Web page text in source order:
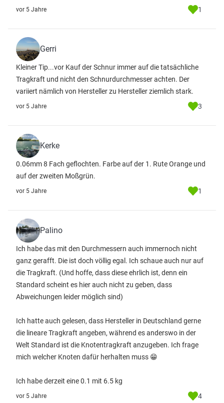
vor 5 Jahre 1
Gerri
Kleiner Tip...vor Kauf der Schnur immer auf die tatsächliche
Tragkraft und nicht den Schnurdurchmesser achten. Der
variiert nämlich von Hersteller zu Hersteller ziemlich stark.
vor 5 Jahre 3
Kerke
0.06mm 8 Fach geflochten. Farbe auf der 1. Rute Orange und
auf der zweiten Moßgrün.
vor 5 Jahre 1
Palino
Ich habe das mit den Durchmessern auch immernoch nicht
ganz gerafft. Die ist doch völlig egal. Ich schaue auch nur auf
die Tragkraft. (Und hoffe, dass diese ehrlich ist, denn ein
Standard scheint es hier auch nicht zu geben, dass
Abweichungen leider möglich sind)
Ich hatte auch gelesen, dass Hersteller in Deutschland gerne
die lineare Tragkraft angeben, während es anderswo in der
Welt Standard ist die Knotentragkraft anzugeben. Ich frage
mich welcher Knoten dafür herhalten muss 😁
Ich habe derzeit eine 0.1 mit 6.5 kg
vor 5 Jahre 4